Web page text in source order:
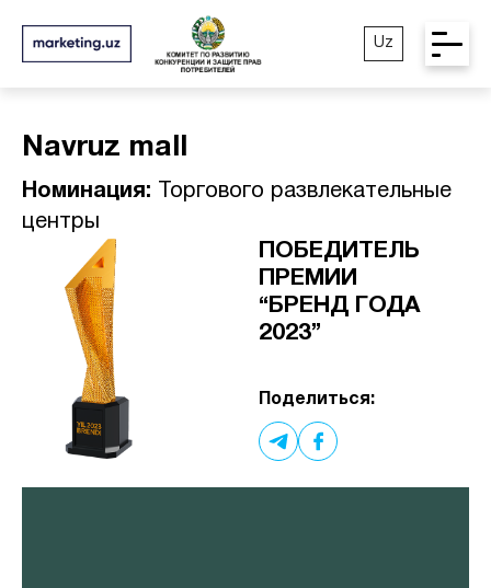
Uz
Navruz mall
Номинация: Торгового развлекательные
центры
ПОБЕДИТЕЛЬ
ПРЕМИИ
“БРЕНД ГОДА
2023”
Поделиться: